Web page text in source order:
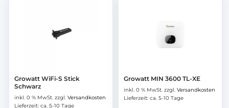
Growatt WiFi-S Stick
Schwarz
inkl. 0 % MwSt. zzgl. Versandkosten
Lieferzeit: ca. 5-10 Tage
Growatt MIN 3600 TL-XE
inkl. 0 % MwSt. zzgl. Versandkosten
Lieferzeit: ca. 5-10 Tage